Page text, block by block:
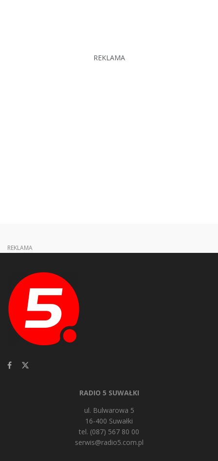
REKLAMA
REKLAMA
RADIO 5 SUWAŁKI
ul. Bulwarowa 5
16-400 Suwałki
tel. (087) 567 80 00
serwis@radio5.com.pl